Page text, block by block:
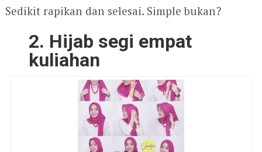
Sedikit rapikan dan selesai. Simple bukan?
2. Hijab segi empat
kuliahan